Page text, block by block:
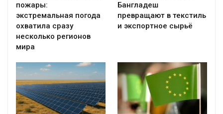
пожары:
экстремальная погода
охватила сразу
несколько регионов
мира
Бангладеш
превращают в текстиль
и экспортное сырьё